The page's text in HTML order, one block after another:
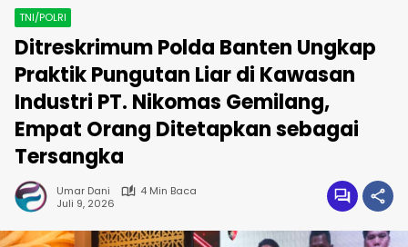
TNI/POLRI
Ditreskrimum Polda Banten Ungkap
Praktik Pungutan Liar di Kawasan
Industri PT. Nikomas Gemilang,
Empat Orang Ditetapkan sebagai
Tersangka
Umar Dani
4 Min Baca
Juli 9, 2026